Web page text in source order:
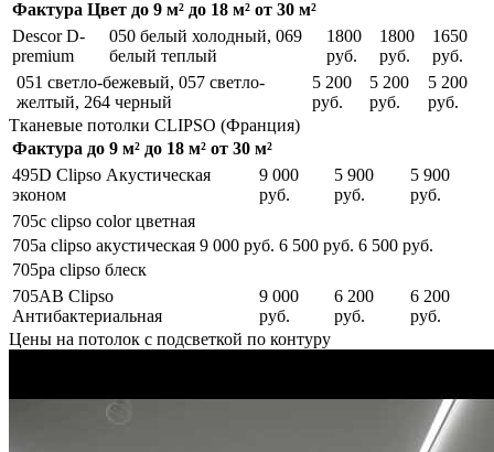
Фактура Цвет до 9 м² до 18 м² от 30 м²
Descor D-
premium
050 белый холодный, 069
белый теплый
1800
руб.
1800
руб.
1650
руб.
051 светло-бежевый, 057 светло-
желтый, 264 черный
5 200
руб.
5 200
руб.
5 200
руб.
Тканевые потолки CLIPSO (Франция)
Фактура до 9 м² до 18 м² от 30 м²
495D Clipso Акустическая
эконом
9 000
руб.
5 900
руб.
5 900
руб.
705с clipso color цветная
9 000 руб. 6 500 руб. 6 500 руб.
705a clipso акустическая
705pa clipso блеск
705AB Clipso
Антибактериальная
9 000
руб.
6 200
руб.
6 200
руб.
Цены на потолок с подсветкой по контуру